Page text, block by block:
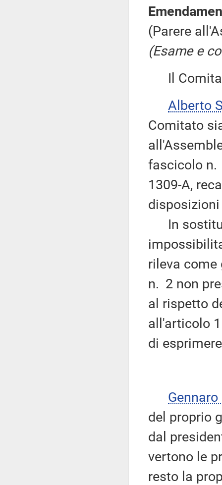
(Parere
(Esame e
Il
Alberto
Comitato
fascicolo n.
1309-A,
In
rileva
n. 2 non
al rispetto
all'articolo
di
Gennaro
del proprio
dal
vertono le
resto la